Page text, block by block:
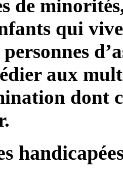
de
qui
personnes
aux
dont